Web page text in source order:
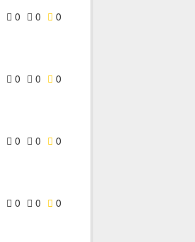
0 0 0
0 0 0
0 0 0
0 0 0